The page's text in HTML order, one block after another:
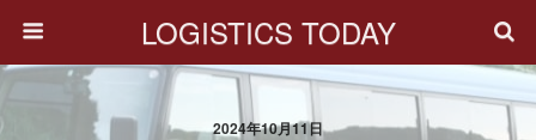
LOGISTICS TODAY
2024年10月11日